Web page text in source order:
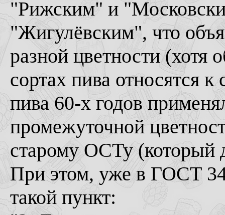
"Рижским" и
"Жигулёвским", что
разной цветности (хотя
сортах пива относятся
пива 60-х годов
промежуточной
старому ОСТу (который
При этом, уже в ГОСТ
такой пункт: